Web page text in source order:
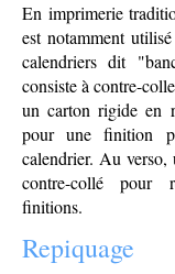
En imprimerie
est notamment
calendriers dit
consiste à contre-
un carton rigide en
pour une finition
calendrier. Au
contre-collé pour
finitions.
Repiquage